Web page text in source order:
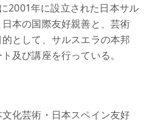
2001年に設立された日本サル
本の国際友好親善と、芸術
として、サルスエラの本邦
及び講座を行っている。
化芸術・日本スペイン友好